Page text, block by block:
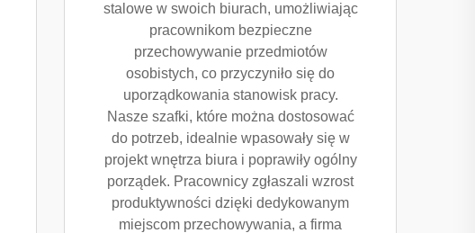
stalowe w swoich biurach, umożliwiając
pracownikom bezpieczne
przechowywanie przedmiotów
osobistych, co przyczyniło się do
uporządkowania stanowisk pracy.
Nasze szafki, które można dostosować
do potrzeb, idealnie wpasowały się w
projekt wnętrza biura i poprawiły ogólny
porządek. Pracownicy zgłaszali wzrost
produktywności dzięki dedykowanym
miejscom przechowywania, a firma